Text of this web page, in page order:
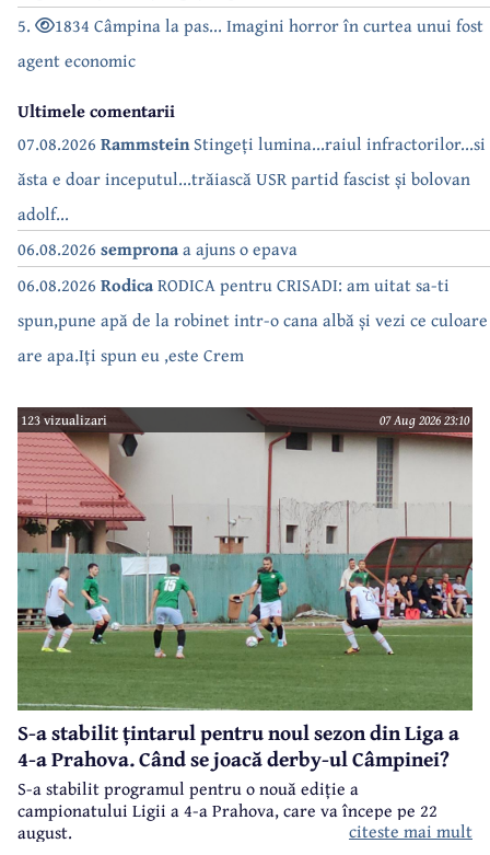
5.
1834 Câmpina la pas... Imagini horror în curtea unui fost
agent economic
Ultimele comentarii
07.08.2026 RammsteinStingeți lumina...raiul infractorilor...si
ăsta e doar inceputul...trăiască USR partid fascist și bolovan
adolf...
06.08.2026 sempronaa ajuns o epava
06.08.2026 RodicaRODICA pentru CRISADI: am uitat sa-ti
spun,pune apă de la robinet intr-o cana albă și vezi ce culoare
are apa.Iți spun eu ,este Crem
123 vizualizari 07 Aug 2026 23:10
S-a stabilit țintarul pentru noul sezon din Liga a
4-a Prahova. Când se joacă derby-ul Câmpinei?
S-a stabilit programul pentru o nouă ediție a
campionatului Ligii a 4-a Prahova, care va începe pe 22
august.
citeste mai mult